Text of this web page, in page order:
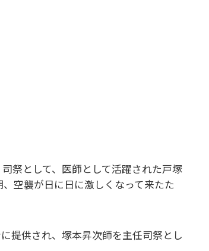
祭として、医師として活躍された戸塚
空襲が日に日に激しくなって来たた
提供され、塚本昇次師を主任司祭とし